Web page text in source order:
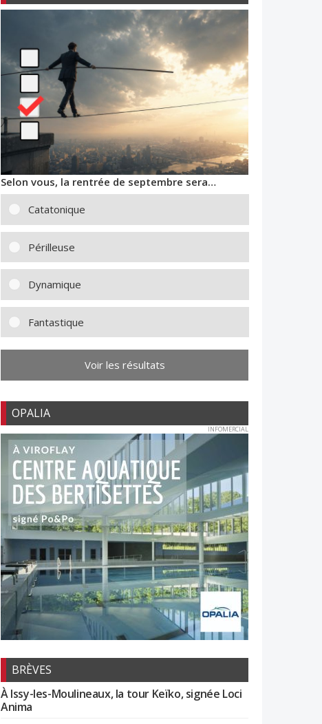
Selon vous, la rentrée de septembre sera…
Catatonique
Périlleuse
Dynamique
Fantastique
Voir les résultats
OPALIA
INFOMERCIAL
BRÈVES
À Issy-les-Moulineaux, la tour Keïko, signée Loci
Anima